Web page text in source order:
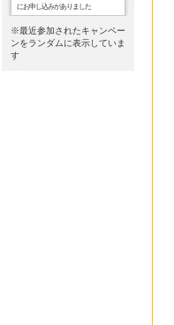
にお申し込みがありました
22時間前
楽天２４
※最近参加されたキャンペー
ンをランダムに表示していま
す